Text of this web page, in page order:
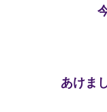
あけま